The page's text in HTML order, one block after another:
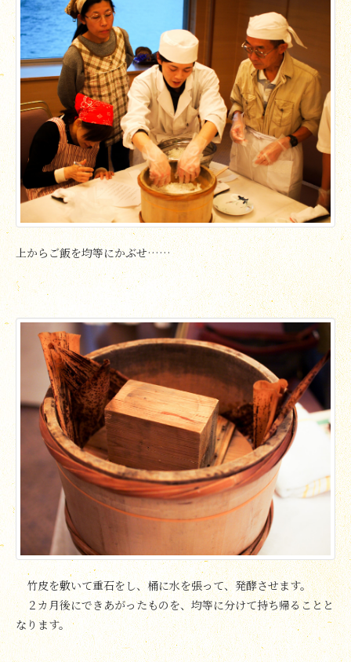
上からご飯を均等にかぶせ……
竹皮を敷いて重石をし、桶に水を張って、発酵させます。
２カ月後にできあがったものを、均等に分けて持ち帰ることと
なります。